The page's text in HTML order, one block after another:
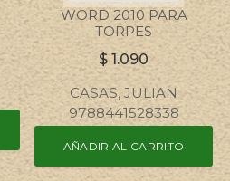
WORD 2010 PARA
TORPES
$1.090
CASAS, JULIAN
9788441528338
AÑADIR AL CARRITO